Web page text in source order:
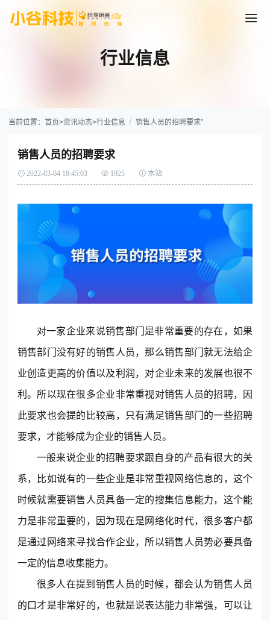
东莞客服热线
18929299059
(每天：8:00 — 22:00 全年无休)
购买咨询 售后服务
© 2013-2023 scrm.com All Rights Reserved
行业信息
当前位置：首页>资讯动态>行业信息 销售人员的招聘要求”
销售人员的招聘要求
2022-03-04 18:45:03 1925 本站
对一家企业来说销售部门是非常重要的存在，如果
销售部门没有好的销售人员，那么销售部门就无法给企
业创造更高的价值以及利润，对企业未来的发展也很不
利。所以现在很多企业非常重视对销售人员的招聘，因
此要求也会提的比较高，只有满足销售部门的一些招聘
要求，才能够成为企业的销售人员。
一般来说企业的招聘要求跟自身的产品有很大的关
系，比如说有的一些企业是非常重视网络信息的，这个
时候就需要销售人员具备一定的搜集信息能力，这个能
力是非常重要的，因为现在是网络化时代，很多客户都
是通过网络来寻找合作企业，所以销售人员势必要具备
一定的信息收集能力。
很多人在提到销售人员的时候，都会认为销售人员
的口才是非常好的，也就是说表达能力非常强，可以让